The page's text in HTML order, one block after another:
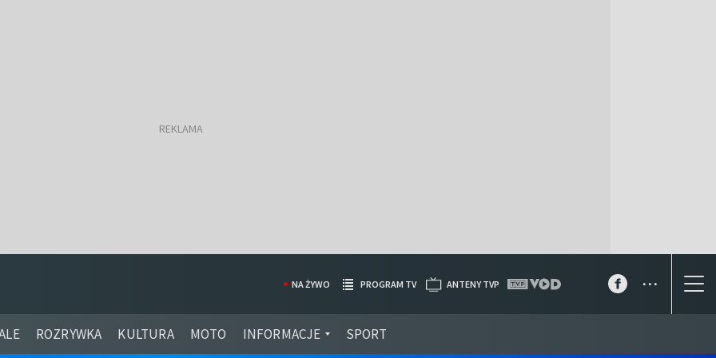
ROZRYWKA KULTURA MOTO INFORMACJE SPORT
NA ŻYWO PROGRAM TV ANTENY TVP ...